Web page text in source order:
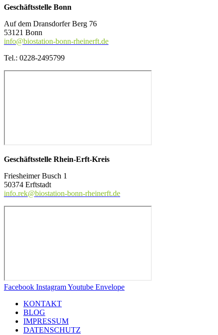
Geschäftsstelle Bonn
Auf dem Dransdorfer Berg 76
53121 Bonn
info@biostation-bonn-rheinerft.de
Tel.: 0228-2495799
Geschäftsstelle Rhein-Erft-Kreis
Friesheimer Busch 1
50374 Erftstadt
info.rek@biostation-bonn-rheinerft.de
Facebook InstagramYoutube Envelope
KONTAKT
BLOG
IMPRESSUM
DATENSCHUTZ